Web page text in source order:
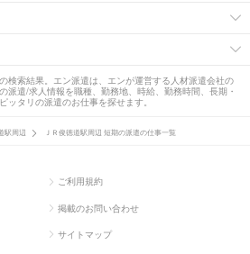
検索結果。エン派遣は、エンが運営する人材派遣会社の
派遣/求人情報を職種、勤務地、時給、勤務時間、長期・
タリの派遣のお仕事を探せます。
駅周辺 ＪＲ俊徳道駅周辺 短期の派遣の仕事一覧
ご利用規約
掲載のお問い合わせ
サイトマップ